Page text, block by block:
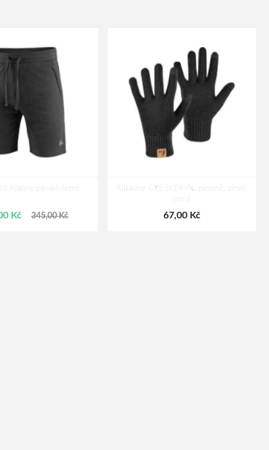
Kraťasy pánské černé
Kč 345,00 Kč
Rukavice CXS SKERYN, pletené, zimní,
černé
67,00 Kč